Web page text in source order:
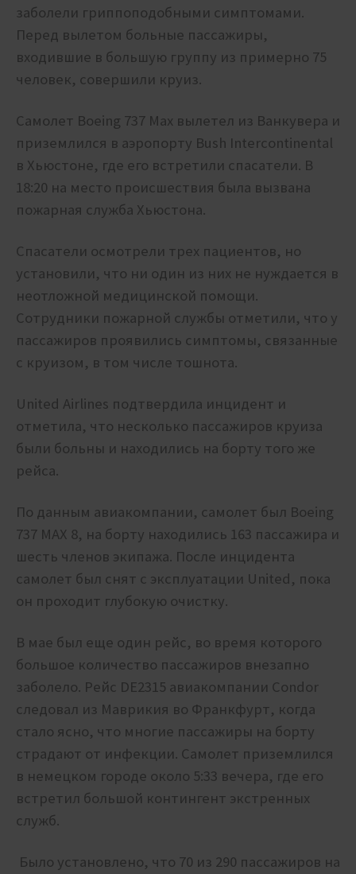
заболели гриппоподобными симптомами.
Перед вылетом больные пассажиры,
входившие в большую группу из примерно 75
человек, совершили круиз.
Самолет Boeing 737 Max вылетел из Ванкувера и
приземлился в аэропорту Bush Intercontinental
в Хьюстоне, где его встретили спасатели. В
18:20 на место происшествия была вызвана
пожарная служба Хьюстона.
Спасатели осмотрели трех пациентов, но
установили, что ни один из них не нуждается в
неотложной медицинской помощи.
Сотрудники пожарной службы отметили, что у
пассажиров проявились симптомы, связанные
с круизом, в том числе тошнота.
United Airlines подтвердила инцидент и
отметила, что несколько пассажиров круиза
были больны и находились на борту того же
рейса.
По данным авиакомпании, самолет был Boeing
737 MAX 8, на борту находились 163 пассажира и
шесть членов экипажа. После инцидента
самолет был снят с эксплуатации United, пока
он проходит глубокую очистку.
В мае был еще один рейс, во время которого
большое количество пассажиров внезапно
заболело. Рейс DE2315 авиакомпании Condor
следовал из Маврикия во Франкфурт, когда
стало ясно, что многие пассажиры на борту
страдают от инфекции. Самолет приземлился
в немецком городе около 5:33 вечера, где его
встретил большой контингент экстренных
служб.
Было установлено, что 70 из 290 пассажиров на